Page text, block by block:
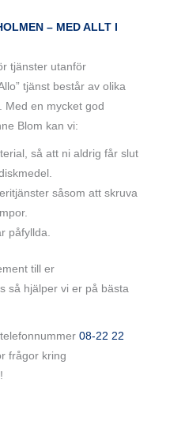
– MED ALLT I
tjänster utanför
tjänst består av olika
Med en mycket god
Blom kan vi:
så att ni aldrig får slut
såsom att skruva
påfyllda.
till er
så hjälper vi er på bästa
08-22 22
frågor kring